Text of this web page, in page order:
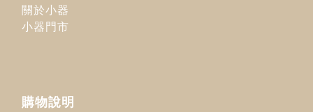
關於小器
小器門市
購物說明